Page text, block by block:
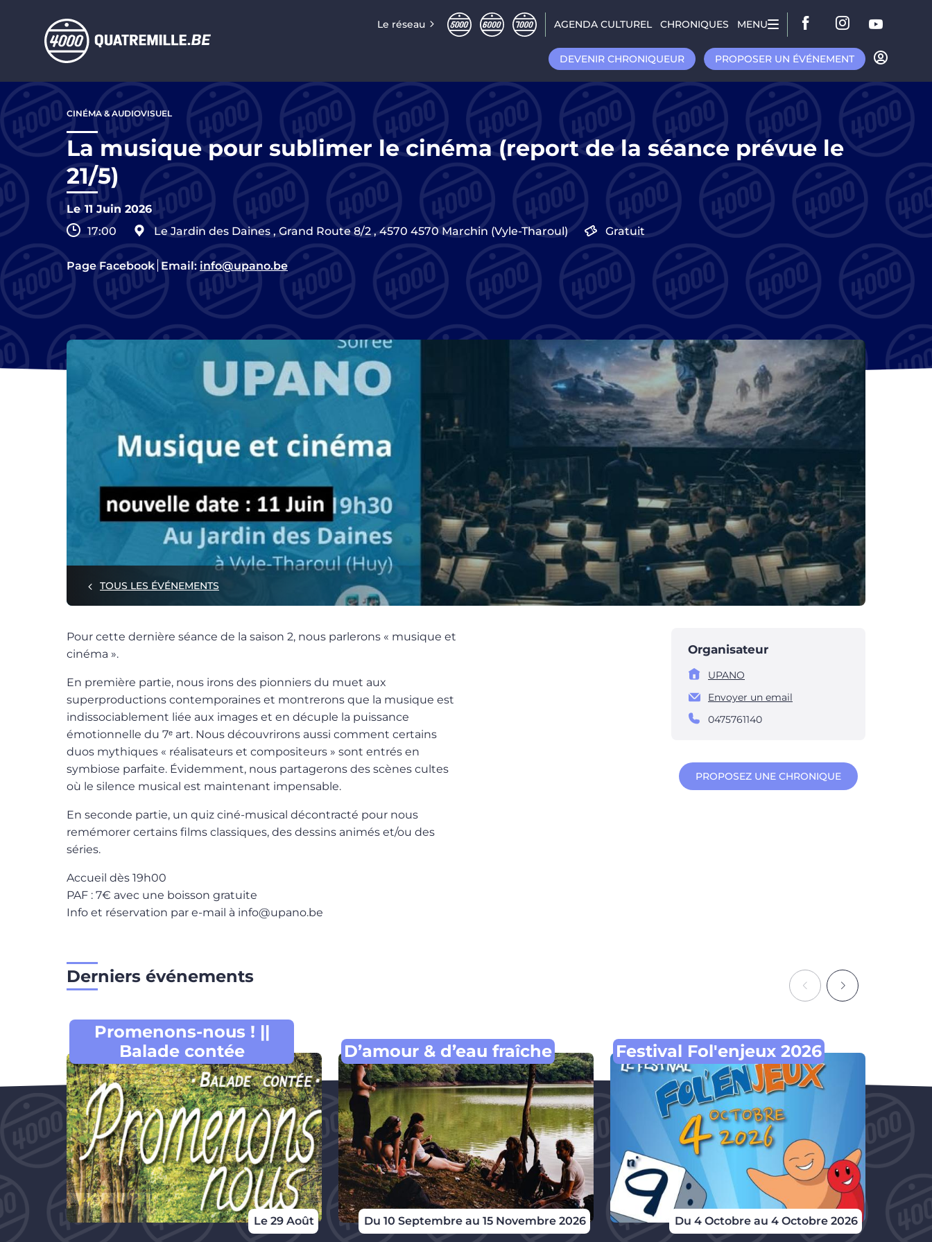
Le réseau AGENDA CULTUREL CHRONIQUES MENU
DEVENIR CHRONIQUEUR PROPOSER UN ÉVÉNEMENT
Aller
au
contenu
principal
CINÉMA & AUDIOVISUEL
La musique pour sublimer le cinéma (report de la séance prévue le
21/5)
Le 11 Juin 2026
17:00
Le Jardin des Daines,Grand Route 8/2 ,4570 4570 Marchin (Vyle-Tharoul) Gratuit
Page Facebook Email: info@upano.be
TOUS LES ÉVÉNEMENTS
Pour cette dernière séance de la saison 2, nous parlerons « musique et
cinéma ».
En première partie, nous irons des pionniers du muet aux
superproductions contemporaines et montrerons que la musique est
indissociablement liée aux images et en décuple la puissance
émotionnelle du 7ᵉ art. Nous découvrirons aussi comment certains
duos mythiques « réalisateurs et compositeurs » sont entrés en
symbiose parfaite. Évidemment, nous partagerons des scènes cultes
où le silence musical est maintenant impensable.
En seconde partie, un quiz ciné-musical décontracté pour nous
remémorer certains films classiques, des dessins animés et/ou des
séries.
Accueil dès 19h00
PAF : 7€ avec une boisson gratuite
Info et réservation par e-mail à info@upano.be
Organisateur
UPANO
Envoyer un email
0475761140
PROPOSEZ UNE CHRONIQUE
Derniers événements
Le 29 Août
Promenons-nous ! ||
Balade contée
Du 10 Septembre au 15 Novembre 2026
D’amour & d’eau fraîche
Du 4 Octobre au 4 Octobre 2026
Festival Fol'enjeux 2026